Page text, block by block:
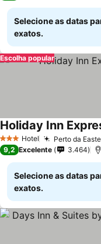
Selecione as datas
exatos.
Escolha popular
3 EstrelasHotel Perto da
Holiday Inn
9,2 Excelente 3.464
Selecione as datas
exatos.